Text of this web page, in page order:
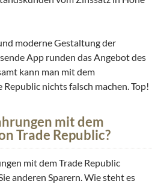
moderne Gestaltung der
App runden das Angebot des
kann man mit dem
nichts falsch machen. Top!
mit dem
Trade Republic?
mit dem Trade Republic
anderen Sparern. Wie steht es